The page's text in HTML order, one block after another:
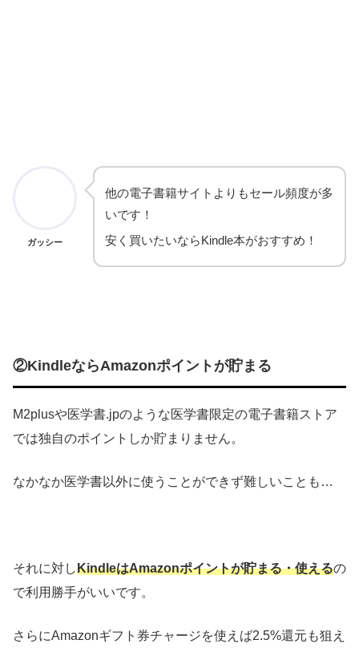
ガッシー
他の電子書籍サイトよりもセール頻度が多
いです！
安く買いたいならKindle本がおすすめ！
②KindleならAmazonポイントが貯まる
M2plusや医学書.jpのような医学書限定の電子書籍ストア
では独自のポイントしか貯まりません。
なかなか医学書以外に使うことができず難しいことも…
それに対しKindleはAmazonポイントが貯まる・使えるの
で利用勝手がいいです。
さらにAmazonギフト券チャージを使えば2.5%還元も狙え